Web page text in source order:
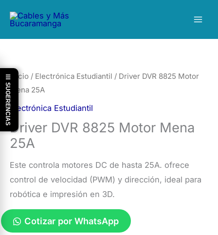
Inicio / Electrónica Estudiantil / Driver DVR 8825 Motor
Mena 25A
Electrónica Estudiantil
Driver DVR 8825 Motor Mena
25A
Este controla motores DC de hasta 25A. ofrece
control de velocidad (PWM) y dirección, ideal para
robótica e impresión en 3D.
Cotizar por WhatsApp
☰ SUGERENCIAS